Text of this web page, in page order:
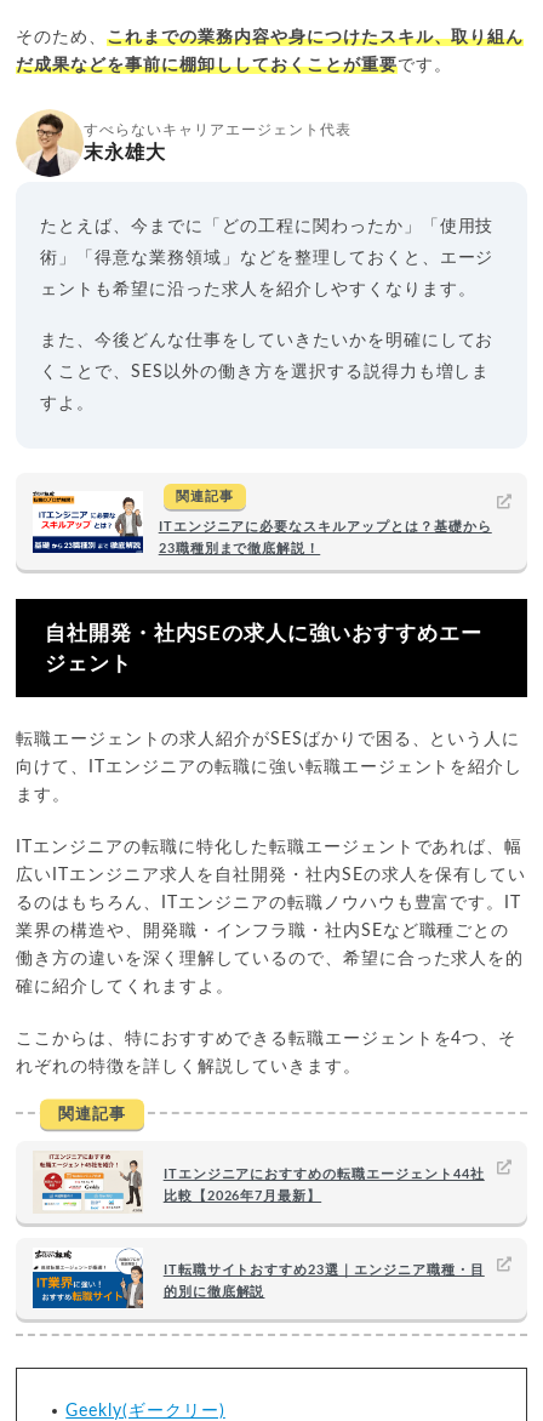
そのため、これまでの業務内容や身につけたスキル、取り組ん
だ成果などを事前に棚卸ししておくことが重要です。
すべらないキャリアエージェント代表
末永雄大
たとえば、今までに「どの工程に関わったか」「使用技
術」「得意な業務領域」などを整理しておくと、エージ
ェントも希望に沿った求人を紹介しやすくなります。
また、今後どんな仕事をしていきたいかを明確にしてお
くことで、SES以外の働き方を選択する説得力も増しま
すよ。
関連記事
ITエンジニアに必要なスキルアップとは？基礎から
23職種別まで徹底解説！
自社開発・社内SEの求人に強いおすすめエー
ジェント
転職エージェントの求人紹介がSESばかりで困る、という人に
向けて、ITエンジニアの転職に強い転職エージェントを紹介し
ます。
ITエンジニアの転職に特化した転職エージェントであれば、幅
広いITエンジニア求人を自社開発・社内SEの求人を保有してい
るのはもちろん、ITエンジニアの転職ノウハウも豊富です。IT
業界の構造や、開発職・インフラ職・社内SEなど職種ごとの
働き方の違いを深く理解しているので、希望に合った求人を的
確に紹介してくれますよ。
ここからは、特におすすめできる転職エージェントを4つ、そ
れぞれの特徴を詳しく解説していきます。
関連記事
ITエンジニアにおすすめの転職エージェント44社
比較【2026年7月最新】
IT転職サイトおすすめ23選｜エンジニア職種・目
的別に徹底解説
Geekly(ギークリー)